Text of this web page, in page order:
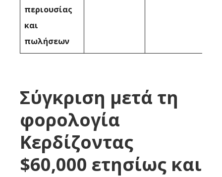
περιουσίας
και
πωλήσεων
Σύγκριση μετά τη
φορολογία
Κερδίζοντας
$60,000 ετησίως και